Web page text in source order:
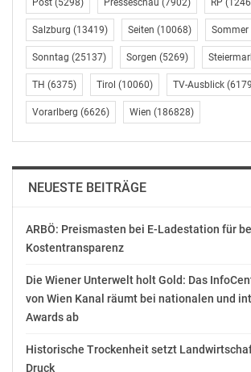
der Schülerunion.
Raphaela Höck
Pressesprecherin Schülerunion
raphaela.hoeck@schuelerunion.at
+43 664 3037503
OTS-ORIGINALTEXT
AUSSCHLIESSLICHER INHALTLICHER
DES AUSSENDERS. www.ots.at
der jeweilige Aussender
Ähnliche Beiträge
Post (5298) Presseschau (7902) RP
Salzburg (13419) Seiten (10068) Sommer
Sonntag (25137) Sorgen (5269)
TH (6375) Tirol (10060) TV-Ausblick
Vorarlberg (6626) Wien (186828)
NEUESTE BEITRÄGE
ARBÖ: Preismasten bei E-Ladestation für
Kostentransparenz
Die Wiener Unterwelt holt Gold: Das
von Wien Kanal räumt bei nationalen und
Awards ab
Historische Trockenheit setzt
Druck